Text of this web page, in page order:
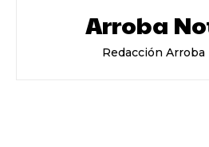
Arroba
Redacción Arroba